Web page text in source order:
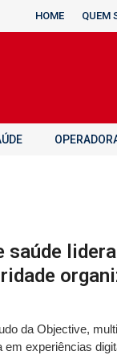
HOME QUEM
saúde
da Objective,
em experiências